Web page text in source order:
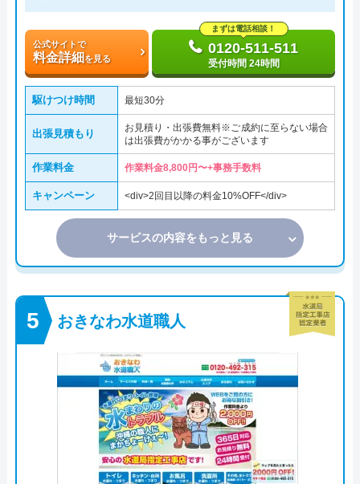
公式サイトで
料金詳細を見る
まずは電話相談！
0120-511-511
受付時間 24時間
駆けつけ時間 最短30分
出張見積もり
お見積り・出張費無料※ご成約に至らない場合
は出張費がかかる事がございます
作業料金 作業料金8,800円〜+事務手数料
キャンペーン <div>2回目以降の料金10%OFF</div>
サービスの内容をもっと見る
おきなわ水道職人